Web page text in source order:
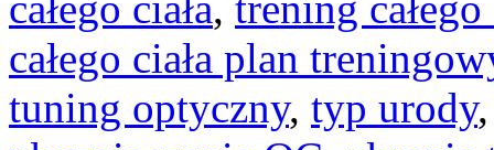
całego ciała plan
tuning optyczny, typ urody